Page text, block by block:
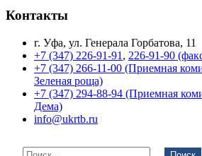
Контакты
г. Уфа, ул. Генерала Горбатова, 11
+7 (347) 226-91-91 , 226-91-90
+7 (347) 266-11-00 (Приемная
Зеленая роща)
+7 (347) 294-88-94 (Приемная
Дема)
info@ukrtb.ru